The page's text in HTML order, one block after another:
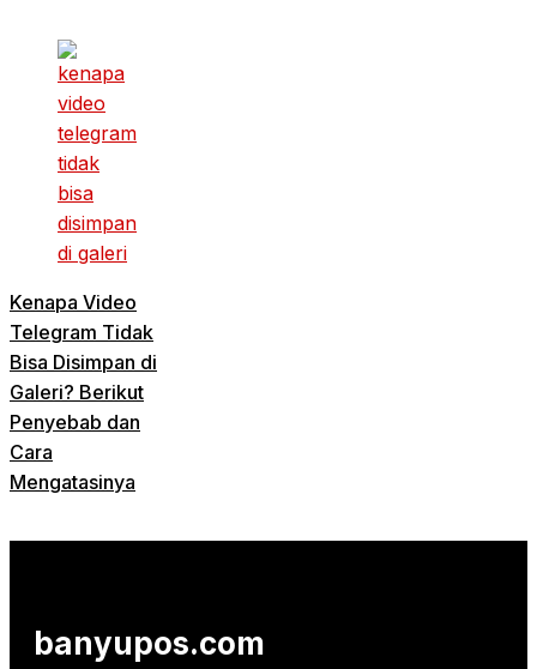
Kenapa Video
Telegram Tidak
Bisa Disimpan di
Galeri? Berikut
Penyebab dan
Cara
Mengatasinya
banyupos.com